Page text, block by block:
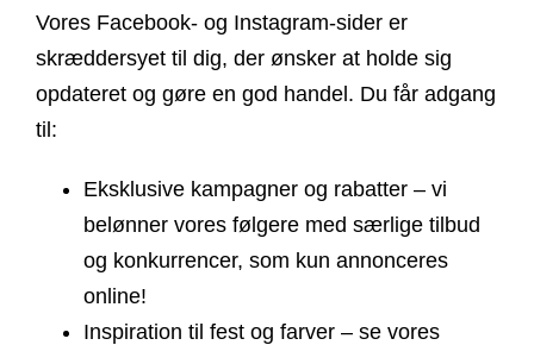
Vores Facebook- og Instagram-sider er
skræddersyet til dig, der ønsker at holde sig
opdateret og gøre en god handel. Du får adgang
til:
Eksklusive kampagner og rabatter – vi
belønner vores følgere med særlige tilbud
og konkurrencer, som kun annonceres
online!
Inspiration til fest og farver – se vores